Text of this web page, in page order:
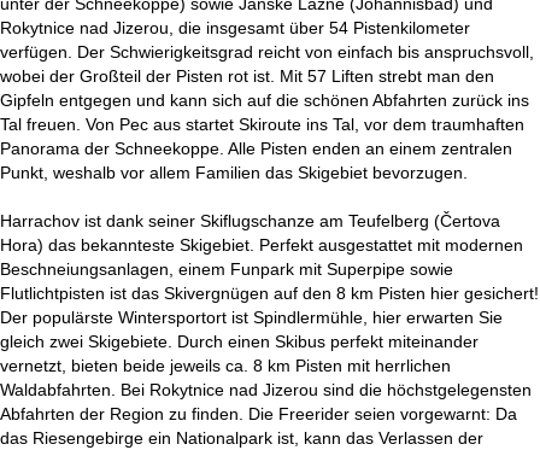
Rokytnice nad Jizerou, die insgesamt über 54 Pistenkilometer
verfügen. Der Schwierigkeitsgrad reicht von einfach bis anspruchsvoll,
wobei der Großteil der Pisten rot ist. Mit 57 Liften strebt man den
Gipfeln entgegen und kann sich auf die schönen Abfahrten zurück ins
Tal freuen. Von Pec aus startet Skiroute ins Tal, vor dem traumhaften
Panorama der Schneekoppe. Alle Pisten enden an einem zentralen
Punkt, weshalb vor allem Familien das Skigebiet bevorzugen.
Harrachov ist dank seiner Skiflugschanze am Teufelberg (Čertova
Hora) das bekannteste Skigebiet. Perfekt ausgestattet mit modernen
Beschneiungsanlagen, einem Funpark mit Superpipe sowie
Flutlichtpisten ist das Skivergnügen auf den 8 km Pisten hier gesichert!
Der populärste Wintersportort ist Spindlermühle, hier erwarten Sie
gleich zwei Skigebiete. Durch einen Skibus perfekt miteinander
vernetzt, bieten beide jeweils ca. 8 km Pisten mit herrlichen
Waldabfahrten. Bei Rokytnice nad Jizerou sind die höchstgelegensten
Abfahrten der Region zu finden. Die Freerider seien vorgewarnt: Da
das Riesengebirge ein Nationalpark ist, kann das Verlassen der